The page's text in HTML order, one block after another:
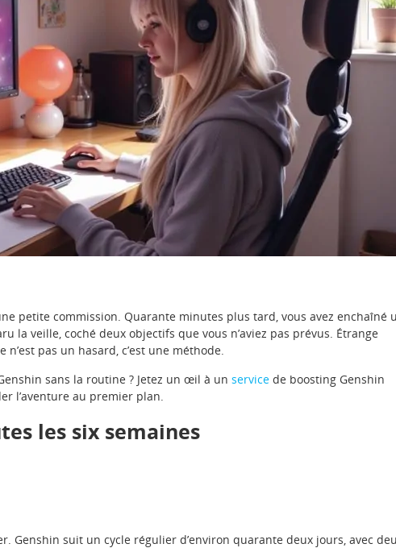
petite commission. Quarante minutes plus tard, vous avez enchaîné
la veille, coché deux objectifs que vous n’aviez pas prévus. Étrange
pas un hasard, c’est une méthode.
sans la routine ? Jetez un œil à un service de boosting Genshin
l’aventure au premier plan.
les six semaines
Genshin suit un cycle régulier d’environ quarante deux jours, avec